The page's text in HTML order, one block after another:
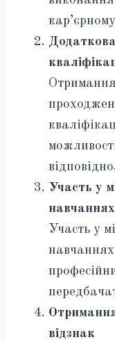
Отримання
Участь у
навчаннях
Участь у
відзнак